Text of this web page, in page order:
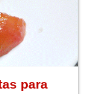
para